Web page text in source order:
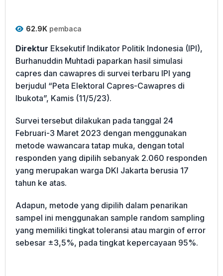
62.9K pembaca
Direktur Eksekutif Indikator Politik Indonesia (IPI),
Burhanuddin Muhtadi paparkan hasil simulasi
capres dan cawapres di survei terbaru IPI yang
berjudul “Peta Elektoral Capres-Cawapres di
Ibukota”, Kamis (11/5/23).
Survei tersebut dilakukan pada tanggal 24
Februari-3 Maret 2023 dengan menggunakan
metode wawancara tatap muka, dengan total
responden yang dipilih sebanyak 2.060 responden
yang merupakan warga DKI Jakarta berusia 17
tahun ke atas.
Adapun, metode yang dipilih dalam penarikan
sampel ini menggunakan sample random sampling
yang memiliki tingkat toleransi atau margin of error
sebesar ±3,5%, pada tingkat kepercayaan 95%.